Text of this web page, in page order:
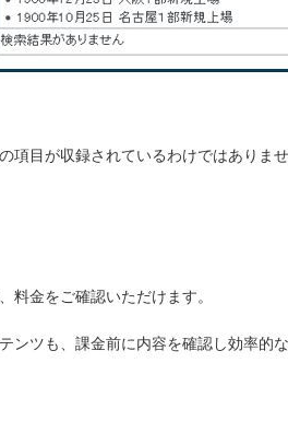
目が収録されているわけではありませ
料金をご確認いただけます。
ンツも、課金前に内容を確認し効率的